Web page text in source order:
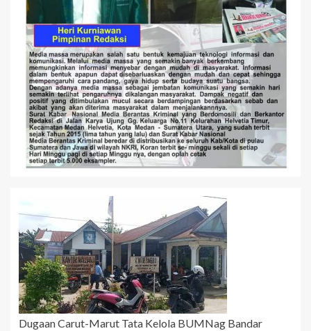
Dugaan Carut-Marut Tata Kelola BUMNag Bandar